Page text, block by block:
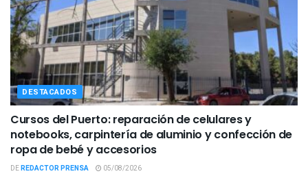
DESTACADOS
Cursos del Puerto: reparación de celulares y
notebooks, carpintería de aluminio y confección de
ropa de bebé y accesorios
DEREDACTOR PRENSA 05/08/2026